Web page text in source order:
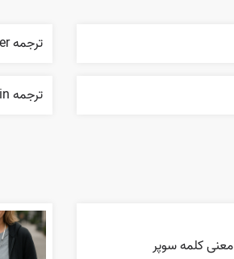
ترجمه pistoleer
ترجمه ring main
معنی کلمه سوپر